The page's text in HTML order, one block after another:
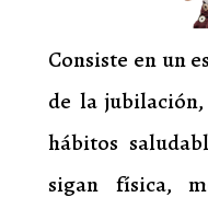
Consiste en un
de la
hábitos
sigan física,